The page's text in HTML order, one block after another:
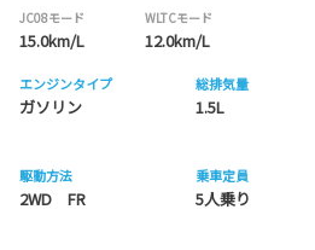
JC08モード
15.0km/L
WLTCモード
12.0km/L
エンジンタイプ
ガソリン
総排気量
1.5L
駆動方法
2WD FR
乗車定員
5人乗り